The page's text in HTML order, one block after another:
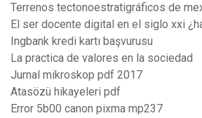
Terrenos tectonoestratigráficos de
El ser docente digital en el siglo xxi
Ingbank kredi kartı başvurusu
La practica de valores en la sociedad
Jurnal mikroskop pdf 2017
Atasözü hikayeleri pdf
Error 5b00 canon pixma mp237